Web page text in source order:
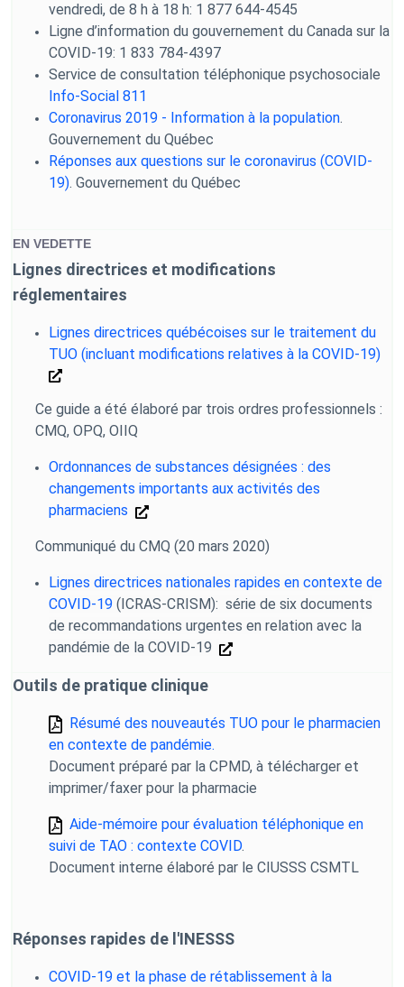
vendredi, de 8 h à 18 h: 1 877 644-4545
Ligne d’information du gouvernement du Canada sur la
COVID-19: 1 833 784-4397
Service de consultation téléphonique psychosociale
Info-Social 811
Coronavirus 2019 - Information à la population.
Gouvernement du Québec
Réponses aux questions sur le coronavirus (COVID-
19). Gouvernement du Québec
EN VEDETTE
Lignes directrices et modifications
réglementaires
Lignes directrices québécoises sur le traitement du
TUO (incluant modifications relatives à la COVID-19)
Ce guide a été élaboré par trois ordres professionnels :
CMQ, OPQ, OIIQ
Ordonnances de substances désignées : des
changements importants aux activités des
pharmaciens
Communiqué du CMQ (20 mars 2020)
Lignes directrices nationales rapides en contexte de
COVID-19 (ICRAS-CRISM): série de six documents
de recommandations urgentes en relation avec la
pandémie de la COVID-19
Outils de pratique clinique
Résumé des nouveautés TUO pour le pharmacien
en contexte de pandémie.
Document préparé par la CPMD, à télécharger et
imprimer/faxer pour la pharmacie
Aide-mémoire pour évaluation téléphonique en
suivi de TAO : contexte COVID.
Document interne élaboré par le CIUSSS CSMTL
Réponses rapides de l'INESSS
COVID-19 et la phase de rétablissement à la